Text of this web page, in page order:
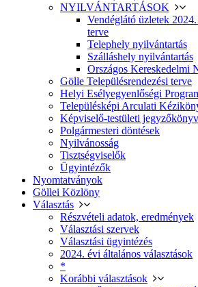
NYILVÁNTARTÁSOK
Vendéglátó üzletek
terve
Telephely nyilvántartás
Szálláshely nyilvántartás
Országos Kereskedelmi
Gölle Településrendezési terve
Helyi Esélyegyenlőségi
Településképi Arculati
Képviselő-testületi
Polgármesteri döntések
Nyilvánosság
Tisztségviselők
Ügyintézők
Nyomtatványok
Göllei Közlöny
Választás
Részvételi adatok, eredmények
Választási szervek
Választási ügyintézés
2024. évi általános választások
*
Korábbi választások